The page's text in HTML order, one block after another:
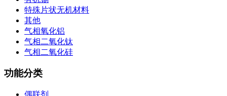
特殊片状无机材料
其他
气相氧化铝
气相二氧化钛
气相二氧化硅
功能分类